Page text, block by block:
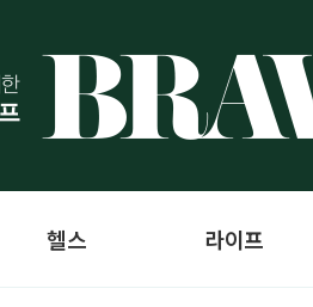
헬스 라이프